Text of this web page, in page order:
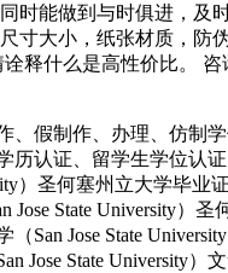
时能做到与时俱进，及
寸大小，纸张材质，防
释什么是高性价比。 咨
假制作、办理、仿制学
认证、留学生学位认
）圣何塞州立大学毕业证
Jose State University）
（San Jose State
Jose State University